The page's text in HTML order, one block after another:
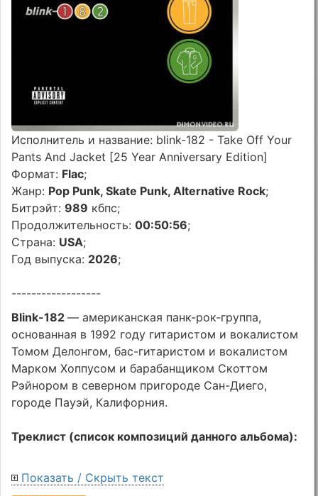
Исполнитель и название: blink-182 - Take Off Your
Pants And Jacket [25 Year Anniversary Edition]
Формат: Flac;
Жанр: Pop Punk, Skate Punk, Alternative Rock;
Битрэйт:989 кбпс;
Продолжительность:00:50:56;
Страна: USA;
Год выпуска: 2026;
------------------
Blink-182— американская панк-рок-группа,
основанная в 1992 году гитаристом и вокалистом
Томом Делонгом, бас-гитаристом и вокалистом
Марком Хоппусом и барабанщиком Скоттом
Рэйнором в северном пригороде Сан-Диего,
городе Пауэй, Калифорния.
Треклист (список композиций данного альбома):
Показать / Скрыть текст